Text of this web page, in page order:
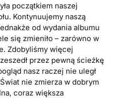
początkiem naszej
Kontynuujemy naszą
od wydania albumu
się zmieniło – zarówno w
Zdobyliśmy więcej
przez pewną ścieżkę
nasz raczej nie uległ
nie zmierza w dobrym
coraz większa